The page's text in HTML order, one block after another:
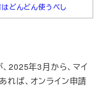
どんどん使うべし
2025年3月から、マイ
れば、オンライン申請